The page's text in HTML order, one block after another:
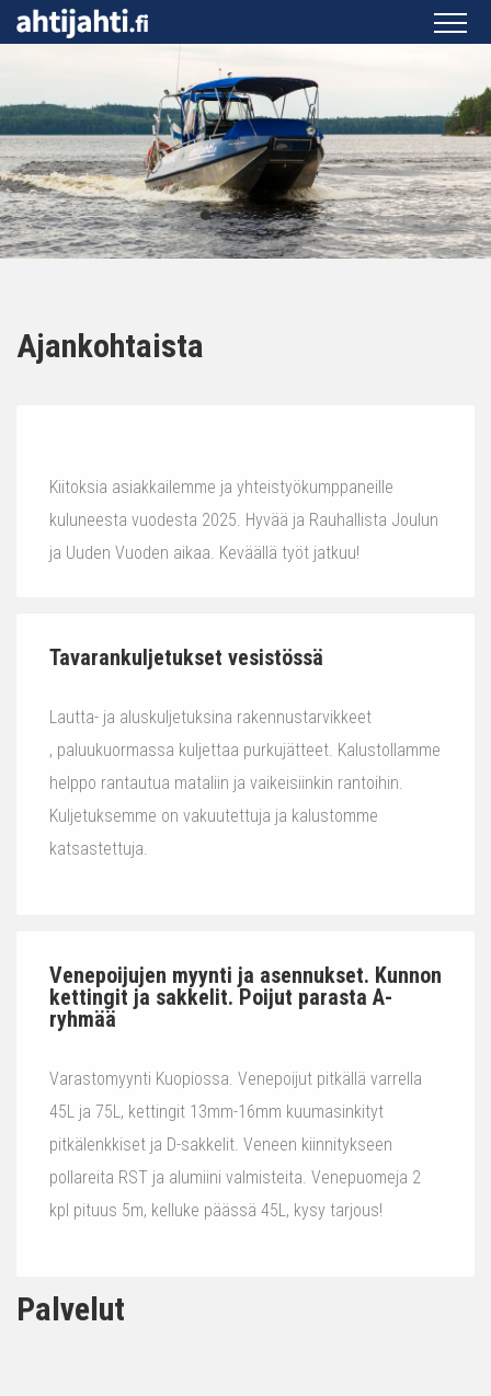
Ajankohtaista
Kiitoksia asiakkailemme ja yhteistyökumppaneille
kuluneesta vuodesta 2025. Hyvää ja Rauhallista Joulun
ja Uuden Vuoden aikaa. Keväällä työt jatkuu!
Tavarankuljetukset vesistössä
Lautta- ja aluskuljetuksina rakennustarvikkeet
, paluukuormassa kuljettaa purkujätteet. Kalustollamme
helppo rantautua mataliin ja vaikeisiinkin rantoihin.
Kuljetuksemme on vakuutettuja ja kalustomme
katsastettuja.
Venepoijujen myynti ja asennukset. Kunnon
kettingit ja sakkelit. Poijut parasta A-
ryhmää
Varastomyynti Kuopiossa. Venepoijut pitkällä varrella
45L ja 75L, kettingit 13mm-16mm kuumasinkityt
pitkälenkkiset ja D-sakkelit. Veneen kiinnitykseen
pollareita RST ja alumiini valmisteita. Venepuomeja 2
kpl pituus 5m, kelluke päässä 45L, kysy tarjous!
Palvelut